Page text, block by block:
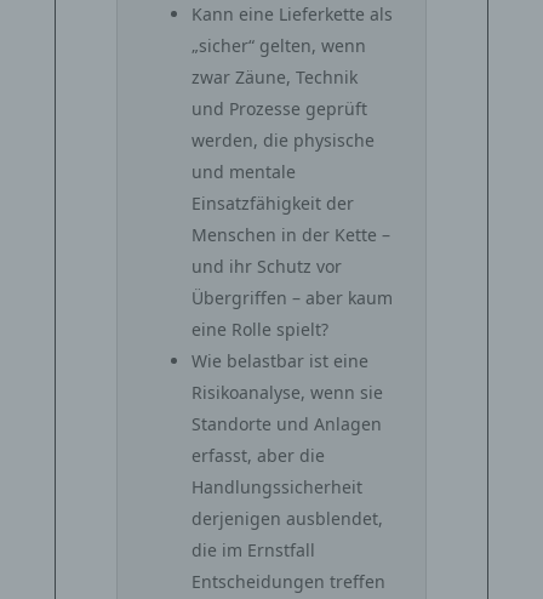
Kann eine Lieferkette als
„sicher“ gelten, wenn
zwar Zäune, Technik
und Prozesse geprüft
werden, die physische
und mentale
Einsatzfähigkeit der
Menschen in der Kette –
und ihr Schutz vor
Übergriffen – aber kaum
eine Rolle spielt?
Wie belastbar ist eine
Risikoanalyse, wenn sie
Standorte und Anlagen
erfasst, aber die
Handlungssicherheit
derjenigen ausblendet,
die im Ernstfall
Entscheidungen treffen